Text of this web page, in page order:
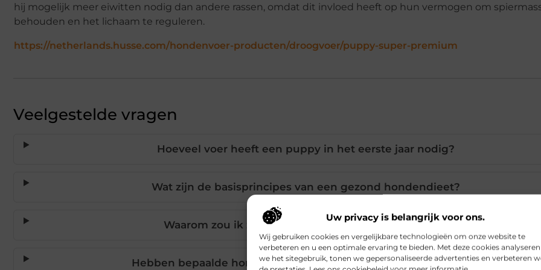
Uw privacy is belangrijk voor ons.
Wij gebruiken cookies en vergelijkbare technologieën om onze website te
verbeteren en u een optimale ervaring te bieden. Met deze cookies analyseren
we het sitegebruik, tonen we gepersonaliseerde advertenties en verbeteren
hij mogelijk meer eiwitten nodig dan andere rassen, omdat dit invloed heeft op hun vermogen om
behouden en het lichaam te reguleren.
https://netherlands.husse.com/hondenvoer-producten/droogvoer/puppy-super-premium
Veelgestelde vragen
Hoeveel voer heeft een puppy in het eerste jaar nodig?
Wat zijn de basisprincipes van een gezond hondendieet?
Waarom zou ik zelf recepten voor mijn hond maken?
Hebben bepaalde hondenrassen specifieke voedingsbehoeften?